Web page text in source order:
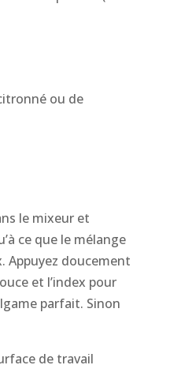
ou de
le mixeur et
ce que le mélange
Appuyez doucement
et l’index pour
parfait. Sinon
de travail